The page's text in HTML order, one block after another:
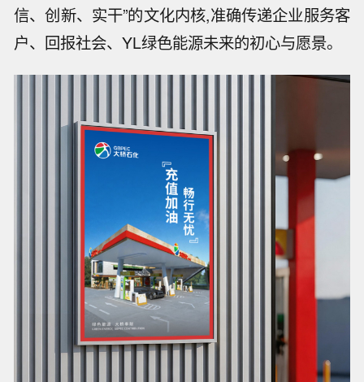
信、创新、实干”的文化内核,准确传递企业服务客
户、回报社会、YL绿色能源未来的初心与愿景。